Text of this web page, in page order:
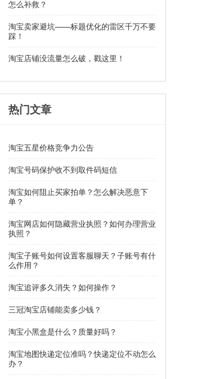
怎么补救？
淘宝卖家避坑——标题优化的雷区千万不要
踩！
淘宝店铺没流量怎么破，戳这里！
热门文章
淘宝五星价格竞争力公告
淘宝号码保护收不到取件码短信
淘宝如何阻止买家拍单？怎么解决恶意下
单？
淘宝网店如何隐藏营业执照？如何办理营业
执照？
淘宝子账号如何设置客服聊天？子账号有什
么作用？
淘宝追评多久消失？如何操作？
三冠淘宝店铺能卖多少钱？
淘宝小黑盒是什么？质量好吗？
淘宝地图快递定位准吗？快递定位不动怎么
办？